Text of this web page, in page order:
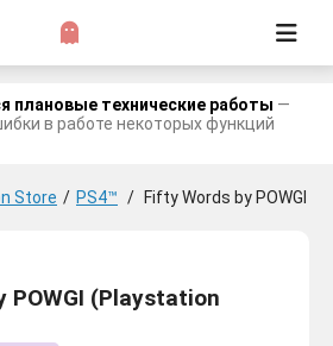
плановые технические работы —
в работе некоторых функций
Store / PS4™ / Fifty Words by POWGI
POWGI (Playstation